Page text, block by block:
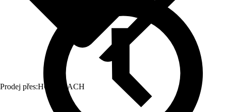
Prodej přes:HORNBACH